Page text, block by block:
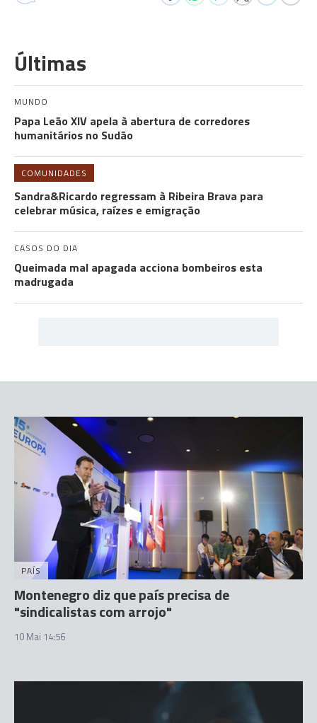
Últimas
MUNDO
Papa Leão XIV apela à abertura de corredores
humanitários no Sudão
COMUNIDADES
Sandra&Ricardo regressam à Ribeira Brava para
celebrar música, raízes e emigração
CASOS DO DIA
Queimada mal apagada acciona bombeiros esta
madrugada
PAÍS
Montenegro diz que país precisa de
"sindicalistas com arrojo"
10 Mai 14:56